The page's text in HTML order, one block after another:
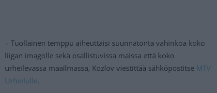
– Tuollainen temppu aiheuttaisi suunnatonta vahinkoa koko
liigan imagolle sekä osallistuvissa maissa että koko
urheilevassa maailmassa, Kozlov viestittää sähköpostitse MTV
Urheilulle.